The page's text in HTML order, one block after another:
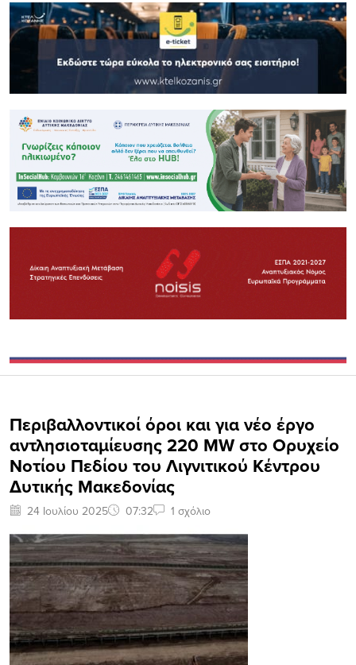
Περιβαλλοντικοί όροι και για νέο έργο
αντλησιοταμίευσης 220 MW στο Ορυχείο
Νοτίου Πεδίου του Λιγνιτικού Κέντρου
Δυτικής Μακεδονίας
24 Ιουλίου 2025 07:32 1 σχόλιο